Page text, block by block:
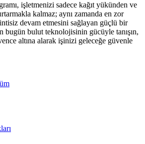
işletmenizi sadece kağıt yükünden ve
kalmaz; aynı zamanda en zor
devam etmesini sağlayan güçlü bir
bugün bulut teknolojisinin gücüyle tanışın,
altına alarak işinizi geleceğe güvenle